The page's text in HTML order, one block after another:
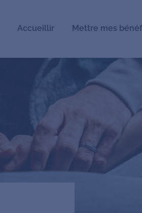
Accueillir Mettre mes